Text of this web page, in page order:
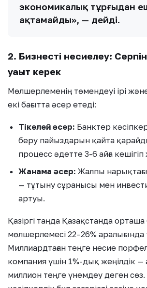
экономикалық тұрғыдан
ақтамайды», — дейді.
2. Бизнесті несиелеу: Серпін
уақыт керек
Мөлшерлеменің төмендеуі ірі
екі бағытта әсер етеді:
Тікелей әсер: Банктер
беру пайыздарын қайта
процесс әдетте 3-6 айға
Жанама әсер: Жалпы нарықтағы
— тұтыну сұранысы мен
артуы.
Қазіргі таңда Қазақстанда
мөлшерлемесі 22–26% аралығында
Миллиардтаған теңге несие
компания үшін 1%-дық жеңілдік —
миллион теңге үнемдеу деген